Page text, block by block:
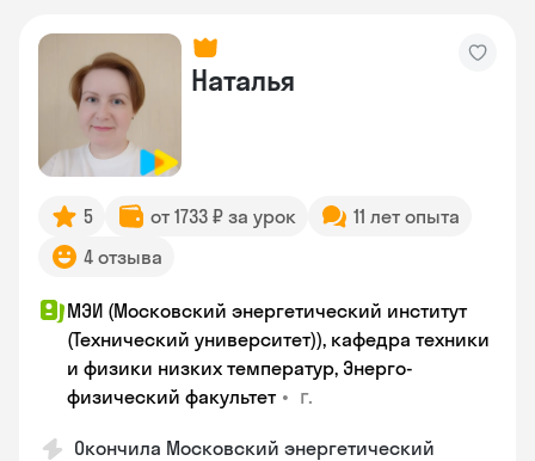
Наталья
5 от 1733 ₽ за урок
11 лет опыта
4 отзыва
МЭИ (Московский энергетический институт
(Технический университет)), кафедра техники
и физики низких температур, Энерго-
физический факультет • г.
Окончила Московский энергетический